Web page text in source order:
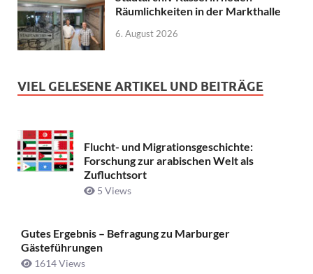
Räumlichkeiten in der Markthalle
6. August 2026
VIEL GELESENE ARTIKEL UND BEITRÄGE
Flucht- und Migrationsgeschichte:
Forschung zur arabischen Welt als
Zufluchtsort
5 Views
Gutes Ergebnis – Befragung zu Marburger
Gästeführungen
1614 Views